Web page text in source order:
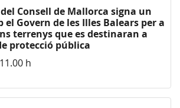
Consell de Mallorca signa un
el Govern de les Illes Balears per a
terrenys que es destinaran a
protecció pública
h